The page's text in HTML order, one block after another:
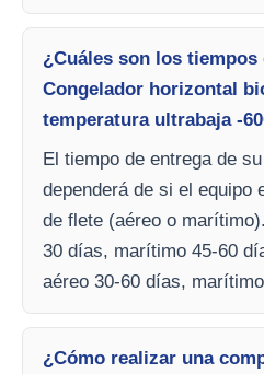
¿Cuáles son los tiempos
Congelador horizontal
temperatura ultrabaja -
El tiempo de entrega de
dependerá de si el equipo
de flete (aéreo o
30 días, marítimo 45-60
aéreo 30-60 días,
¿Cómo realizar una